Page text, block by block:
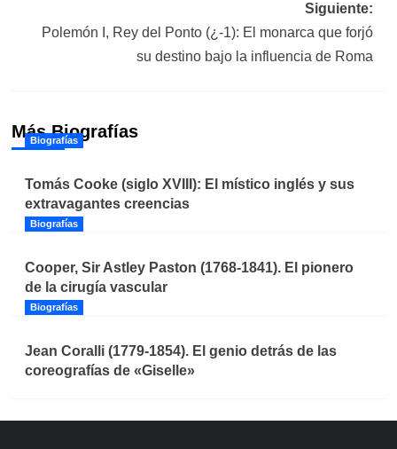
Siguiente:
Polemón I, Rey del Ponto (¿-1): El monarca que forjó
su destino bajo la influencia de Roma
Más Biografías
Biografías
Tomás Cooke (siglo XVIII): El místico inglés y sus
extravagantes creencias
Biografías
Cooper, Sir Astley Paston (1768-1841). El pionero
de la cirugía vascular
Biografías
Jean Coralli (1779-1854). El genio detrás de las
coreografías de «Giselle»